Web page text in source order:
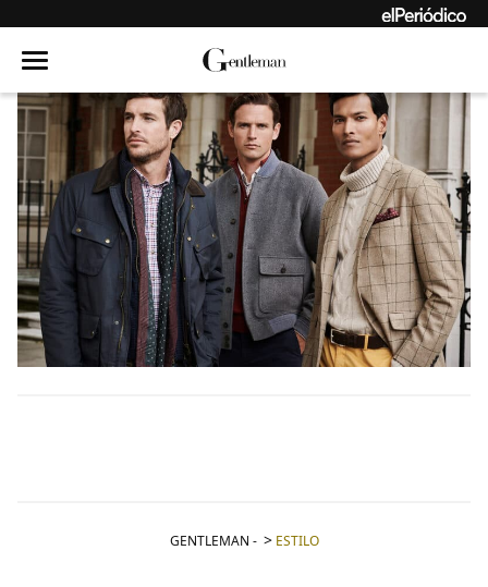
GENTLEMAN - ESTILO